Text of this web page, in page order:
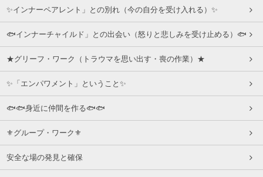
✨インナーペアレント」との別れ（今の自分を受け入れる）✨
🐟インナーチャイルド」との出会い（怒りと悲しみを受け止める）🐟
★グリーフ・ワーク（トラウマを思い出す・喪の作業）★
✨「エンパワメント」ということ✨
🐟🐟身近に仲間を作る🐟🐟
⚜グループ・ワーク⚜
安全な場の発見と確保